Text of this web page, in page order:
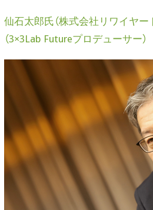
仙石太郎氏（株式会社リワイヤー
（3×3Lab Futureプロデューサー）